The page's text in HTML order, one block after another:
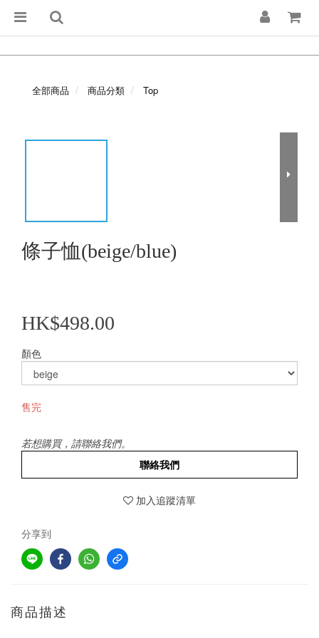
全部商品 商品分類 Top
條子恤(beige/blue)
HK$498.00
顏色
售完
若想購買，請聯絡我們。
聯絡我們
加入追蹤清單
分享到
商品描述